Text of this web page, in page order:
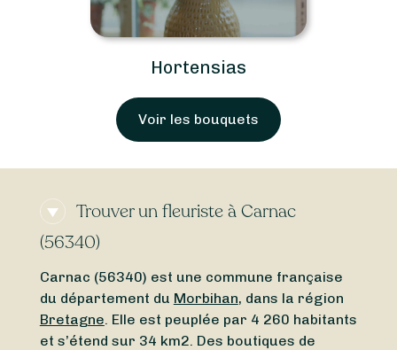
Hortensias
Voir les bouquets
Trouver un fleuriste à Carnac
(56340)
Carnac (56340) est une commune française
du département du Morbihan, dans la région
Bretagne. Elle est peuplée par 4 260 habitants
et s’étend sur 34 km2. Des boutiques de